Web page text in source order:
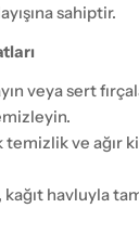
sahiptir.
veya sert
temizlik ve ağır
kağıt havluyla